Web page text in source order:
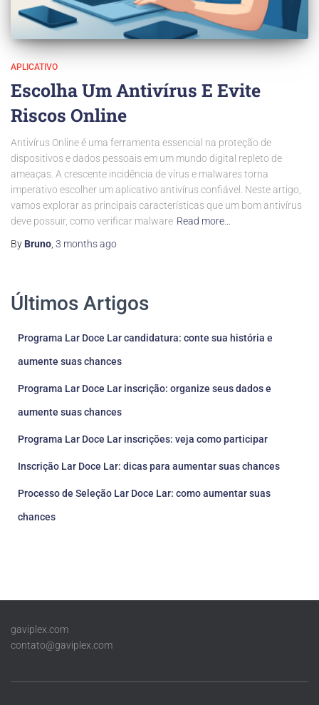
APLICATIVO
Escolha Um Antivírus E Evite
Riscos Online
Antivírus Online é uma ferramenta essencial na proteção de
dispositivos e dados pessoais em um mundo digital repleto de
ameaças. A crescente incidência de vírus e malwares torna
imperativo escolher um aplicativo antivírus confiável. Neste artigo,
vamos explorar as principais características que um bom antivírus
deve possuir, como verificar malware Read more…
By Bruno 3 monthsago
Últimos Artigos
Programa Lar Doce Lar candidatura: conte sua história e
aumente suas chances
Programa Lar Doce Lar inscrição: organize seus dados e
aumente suas chances
Programa Lar Doce Lar inscrições: veja como participar
Inscrição Lar Doce Lar: dicas para aumentar suas chances
Processo de Seleção Lar Doce Lar: como aumentar suas
chances
gaviplex.com
contato@gaviplex.com